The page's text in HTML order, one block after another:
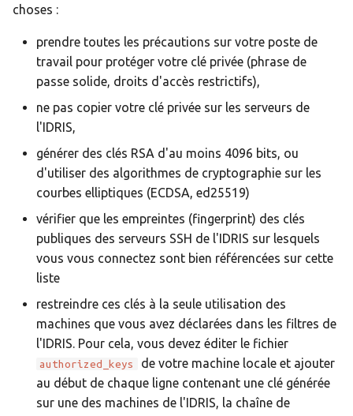
choses :
prendre toutes les précautions sur votre poste de
travail pour protéger votre clé privée (phrase de
passe solide, droits d'accès restrictifs),
ne pas copier votre clé privée sur les serveurs de
l'IDRIS,
générer des clés RSA d'au moins 4096 bits, ou
d'utiliser des algorithmes de cryptographie sur les
courbes elliptiques (ECDSA, ed25519)
vérifier que les empreintes (fingerprint) des clés
publiques des serveurs SSH de l'IDRIS sur lesquels
vous vous connectez sont bien référencées sur cette
liste
restreindre ces clés à la seule utilisation des
machines que vous avez déclarées dans les filtres de
l'IDRIS. Pour cela, vous devez éditer le fichier
authorized_keys
de votre machine locale et ajouter
au début de chaque ligne contenant une clé générée
sur une des machines de l'IDRIS, la chaîne de